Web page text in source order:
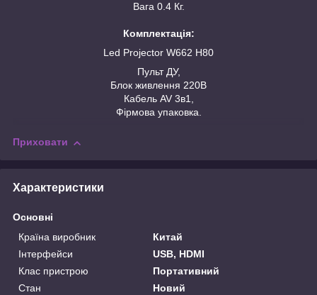
Вага 0.4 Кг.
Комплектація:
Led Projector W662 H80
Пульт ДУ,
Блок живлення 220В
Кабель AV 3в1,
Фірмова упаковка.
Приховати
Характеристики
Основні
Країна виробник
Китай
Інтерфейси
USB, HDMI
Клас пристрою
Портативний
Стан
Новий